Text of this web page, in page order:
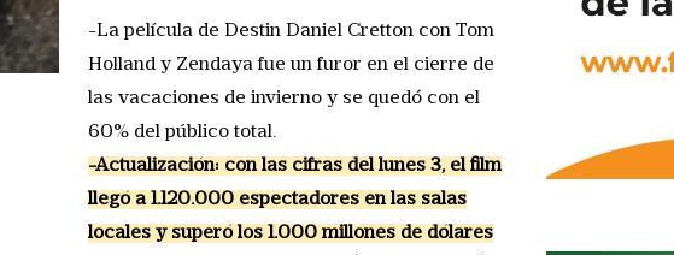
-La película de Destin Daniel Cretton con Tom
Holland y Zendaya fue un furor en el cierre de
las vacaciones de invierno y se quedó con el
60% del público total.
-Actualización: con las cifras del lunes 3, el film
llegó a 1.120.000 espectadores en las salas
locales y superó los 1.000 millones de dólares